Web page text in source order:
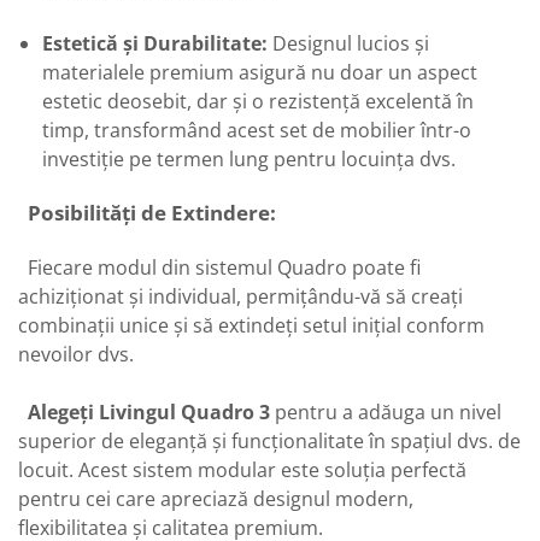
Estetică și Durabilitate: Designul lucios și
materialele premium asigură nu doar un aspect
estetic deosebit, dar și o rezistență excelentă în
timp, transformând acest set de mobilier într-o
investiție pe termen lung pentru locuința dvs.
Posibilități de Extindere:
Fiecare modul din sistemul Quadro poate fi
achiziționat și individual, permițându-vă să creați
combinații unice și să extindeți setul inițial conform
nevoilor dvs.
Alegeți Livingul Quadro 3 pentru a adăuga un nivel
superior de eleganță și funcționalitate în spațiul dvs. de
locuit. Acest sistem modular este soluția perfectă
pentru cei care apreciază designul modern,
flexibilitatea și calitatea premium.